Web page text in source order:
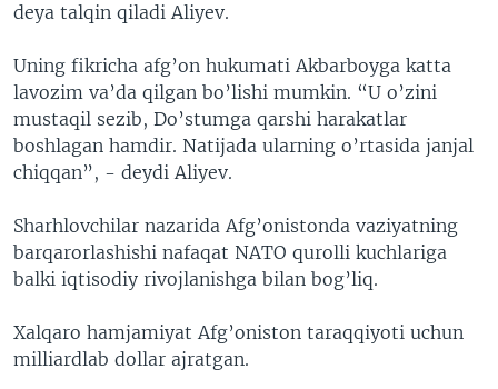
deya talqin qiladi Aliyev.
Uning fikricha afg’on hukumati Akbarboyga katta
lavozim va’da qilgan bo’lishi mumkin. “U o’zini
mustaqil sezib, Do’stumga qarshi harakatlar
boshlagan hamdir. Natijada ularning o’rtasida janjal
chiqqan”, - deydi Aliyev.
Sharhlovchilar nazarida Afg’onistonda vaziyatning
barqarorlashishi nafaqat NATO qurolli kuchlariga
balki iqtisodiy rivojlanishga bilan bog’liq.
Xalqaro hamjamiyat Afg’oniston taraqqiyoti uchun
milliardlab dollar ajratgan.